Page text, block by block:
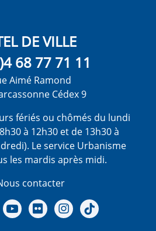
DE VILLE
68 77 71 11
Aimé Ramond
Cédex 9
fériés ou chômés du lundi
à 12h30 et de 13h30 à
Le service Urbanisme
les mardis après midi.
contacter
Facebook
Notre X - (twitter)
Notre chaine Youtube
Notre Gallerie sur Flickr
Notre Instagram